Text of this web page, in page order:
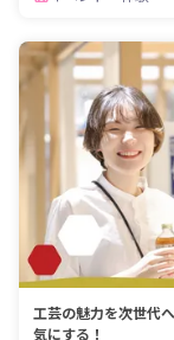
工芸の魅力を次世代
気にする！